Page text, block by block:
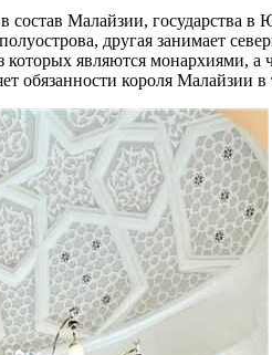
Малайзии, государства
другая занимает
которых являются
обязанности короля Малайзии в